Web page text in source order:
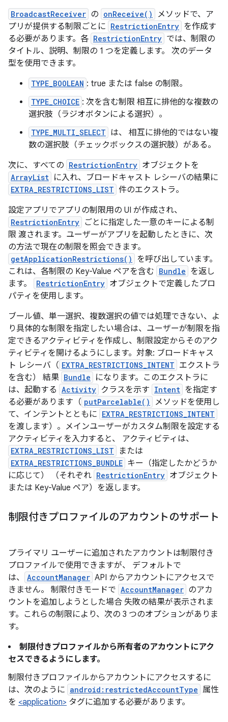
BroadcastReceiver の onReceive()
メソッドで、ア
プリが提供する制限ごとに RestrictionEntry を作成す
る必要があります。各 RestrictionEntry では、制限の
タイトル、説明、制限の 1 つを定義します。 次のデータ
型を使用できます。
TYPE_BOOLEAN : true または false の制限。
TYPE_CHOICE : 次を含む制限 相互に排他的な複数の
選択肢（ラジオボタンによる選択）。
TYPE_MULTI_SELECT は、 相互に排他的ではない複
数の選択肢（チェックボックスの選択肢）がある。
次に、すべての RestrictionEntry オブジェクトを
ArrayList に入れ、ブロードキャスト レシーバの結果に
EXTRA_RESTRICTIONS_LIST 件のエクストラ。
設定アプリでアプリの制限用の UI が作成され、
RestrictionEntry ごとに指定した一意のキーによる制
限 渡されます。ユーザーがアプリを起動したときに、次
の方法で現在の制限を照会できます。
getApplicationRestrictions()
を呼び出しています。
これは、各制限の Key-Value ペアを含む Bundle を返し
ます。
RestrictionEntry オブジェクトで定義したプロ
パティを使用します。
ブール値、単一選択、複数選択の値では処理できない、よ
り具体的な制限を指定したい場合は、ユーザーが制限を指
定できるアクティビティを作成し、制限設定からそのアク
ティビティを開けるようにします。対象: ブロードキャス
ト レシーバ（ EXTRA_RESTRICTIONS_INTENT エクストラ
を含む） 結果 Bundle
になります。このエクストラに
は、起動する Activity クラスを示す Intent を指定す
る必要があります（ putParcelable()
メソッドを使用し
て、インテントとともに EXTRA_RESTRICTIONS_INTENT
を渡します）。メインユーザーがカスタム制限を設定する
アクティビティを入力すると、 アクティビティは、
EXTRA_RESTRICTIONS_LIST または
EXTRA_RESTRICTIONS_BUNDLE キー（指定したかどうか
に応じて） （それぞれ RestrictionEntry オブジェクト
または Key-Value ペア）を返します。
制限付きプロファイルのアカウントのサポート
プライマリ ユーザーに追加されたアカウントは制限付き
プロファイルで使用できますが、 デフォルトで
は、
AccountManager API からアカウントにアクセスで
きません。 制限付きモードで AccountManager のアカ
ウントを追加しようとした場合 失敗の結果が表示されま
す。これらの制限により、次の 3 つのオプションがありま
す。
制限付きプロファイルから所有者のアカウントにアク
セスできるようにします。
制限付きプロファイルからアカウントにアクセスするに
は、次のように android:restrictedAccountType 属性
を <application> タグに追加する必要があります。